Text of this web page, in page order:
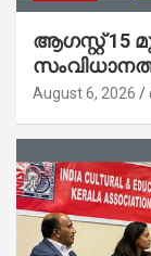
ആഗസ്റ്റ് 15
August 6, 2026